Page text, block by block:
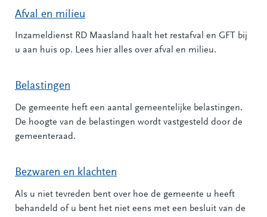
Afval en milieu
Inzameldienst RD Maasland haalt het restafval en GFT bij
u aan huis op. Lees hier alles over afval en milieu.
Belastingen
De gemeente heft een aantal gemeentelijke belastingen.
De hoogte van de belastingen wordt vastgesteld door de
gemeenteraad.
Bezwaren en klachten
Als u niet tevreden bent over hoe de gemeente u heeft
behandeld of u bent het niet eens met een besluit van de